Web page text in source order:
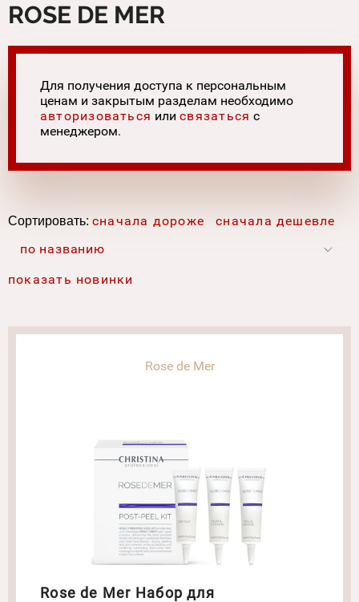
ROSE DE MER
Для получения доступа к персональным
ценам и закрытым разделам необходимо
авторизоваться илисвязаться с
менеджером.
Сортировать: сначала дороже
сначала дешевле
по названию
показать новинки
Rose de Mer
Rose de Mer Набор для